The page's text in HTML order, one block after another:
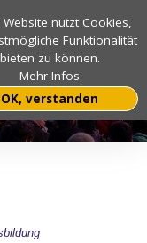
Website nutzt Cookies,
Funktionalität
bieten zu können.
Mehr Infos
OK, verstanden